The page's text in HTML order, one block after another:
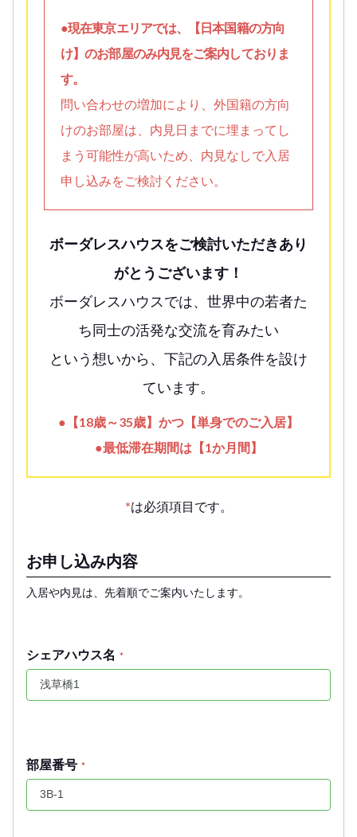
●現在東京エリアでは、【日本国籍の方向
け】のお部屋のみ内見をご案内しておりま
す。
問い合わせの増加により、外国籍の方向
けのお部屋は、内見日までに埋まってし
まう可能性が高いため、内見なしで入居
申し込みをご検討ください。
ボーダレスハウスをご検討いただきあり
がとうございます！
ボーダレスハウスでは、世界中の若者た
ち同士の活発な交流を育みたい
という想いから、下記の入居条件を設け
ています。
●【18歳～35歳】かつ【単身でのご入居】
●最低滞在期間は【1か月間】
*は必須項目です。
お申し込み内容
入居や内見は、先着順でご案内いたします。
シェアハウス名 *
部屋番号 *